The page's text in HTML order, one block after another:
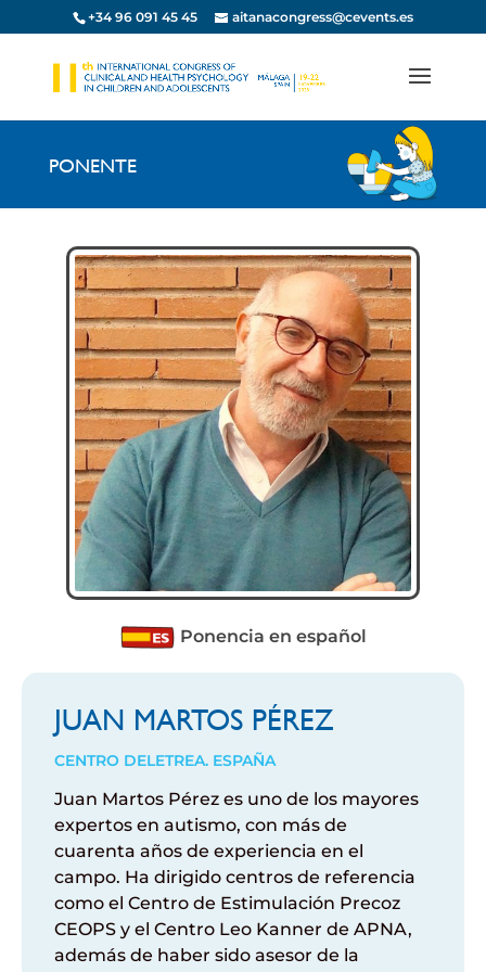
+34 96 091 45 45 aitanacongress@cevents.es
PONENTE
Ponencia en español
JUAN MARTOS PÉREZ
CENTRO DELETREA. ESPAÑA
Juan Martos Pérez es uno de los mayores
expertos en autismo, con más de
cuarenta años de experiencia en el
campo. Ha dirigido centros de referencia
como el Centro de Estimulación Precoz
CEOPS y el Centro Leo Kanner de APNA,
además de haber sido asesor de la